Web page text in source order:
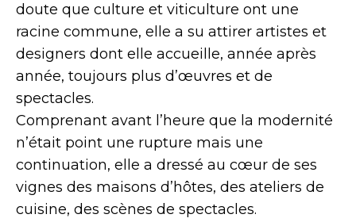
doute que culture et viticulture ont une
racine commune, elle a su attirer artistes et
designers dont elle accueille, année après
année, toujours plus d’œuvres et de
spectacles.
Comprenant avant l’heure que la modernité
n’était point une rupture mais une
continuation, elle a dressé au cœur de ses
vignes des maisons d’hôtes, des ateliers de
cuisine, des scènes de spectacles.